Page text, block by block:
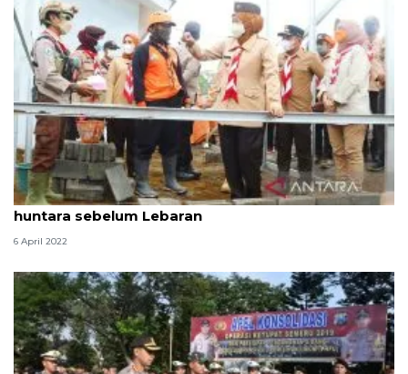
Khofifah target penyintas bencana Semeru huni
huntara sebelum Lebaran
6 April 2022